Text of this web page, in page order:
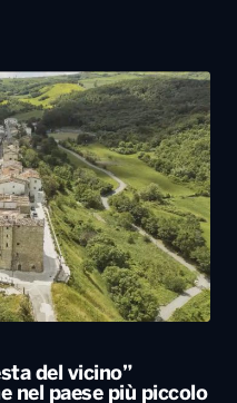
del vicino”
nel paese più piccolo